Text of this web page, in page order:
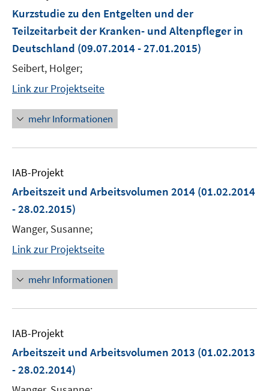
Kurzstudie zu den Entgelten und der
Teilzeitarbeit der Kranken- und Altenpfleger in
Deutschland (09.07.2014 - 27.01.2015)
Seibert, Holger;
Link zur Projektseite
mehr Informationen
IAB-Projekt
Arbeitszeit und Arbeitsvolumen 2014 (01.02.2014
- 28.02.2015)
Wanger, Susanne;
Link zur Projektseite
mehr Informationen
IAB-Projekt
Arbeitszeit und Arbeitsvolumen 2013 (01.02.2013
- 28.02.2014)